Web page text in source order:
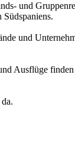
und
und
Ausflüge